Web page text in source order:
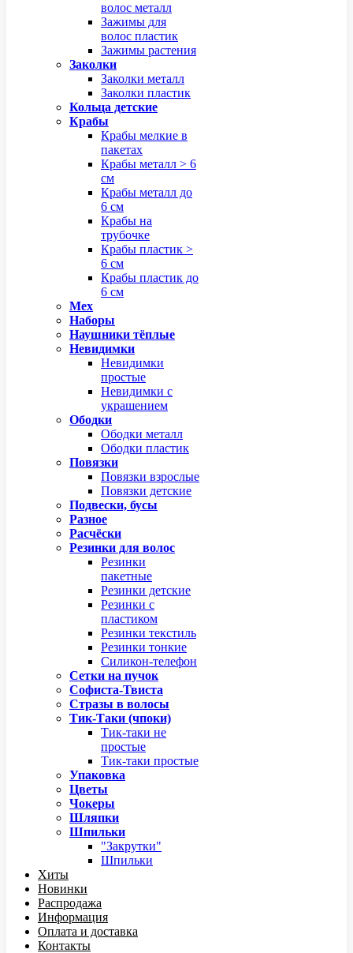
волос металл
Зажимы для
волос пластик
Зажимы растения
Заколки
Заколки металл
Заколки пластик
Кольца детские
Крабы
Крабы мелкие в
пакетах
Крабы металл > 6
см
Крабы металл до
6 см
Крабы на
трубочке
Крабы пластик >
6 см
Крабы пластик до
6 см
Мех
Наборы
Наушники тёплые
Невидимки
Невидимки
простые
Невидимки с
украшением
Ободки
Ободки металл
Ободки пластик
Повязки
Повязки взрослые
Повязки детские
Подвески, бусы
Разное
Расчёски
Резинки для волос
Резинки
пакетные
Резинки детские
Резинки с
пластиком
Резинки текстиль
Резинки тонкие
Силикон-телефон
Сетки на пучок
Софиста-Твиста
Стразы в волосы
Тик-Таки (чпоки)
Тик-таки не
простые
Тик-таки простые
Упаковка
Цветы
Чокеры
Шляпки
Шпильки
"Закрутки"
Шпильки
Хиты
Новинки
Распродажа
Информация
Оплата и доставка
Контакты